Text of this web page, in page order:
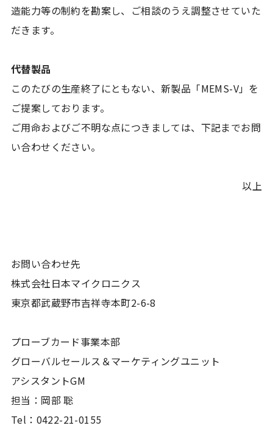
造能力等の制約を勘案し、ご相談のうえ調整させていた
だきます。
代替製品
このたびの生産終了にともない、新製品「MEMS-V」を
ご提案しております。
ご用命およびご不明な点につきましては、下記までお問
い合わせください。
以上
お問い合わせ先
株式会社日本マイクロニクス
東京都武蔵野市吉祥寺本町2-6-8
プローブカード事業本部
グローバルセールス＆マーケティングユニット
アシスタントGM
担当：岡部 聡
Tel：0422-21-0155